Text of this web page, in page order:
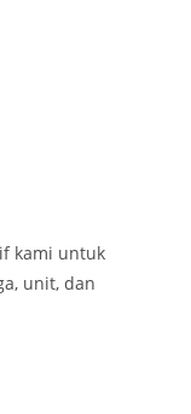
kami untuk
unit, dan